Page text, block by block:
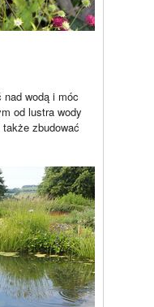
wodą i móc
od lustra wody
zbudować